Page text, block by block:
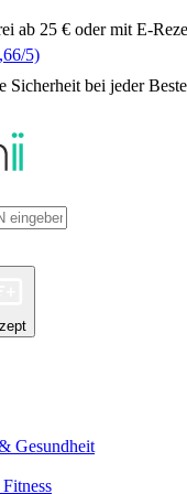
ab 25 € oder mit E-
/5)
Sicherheit bei jeder
Gesundheit